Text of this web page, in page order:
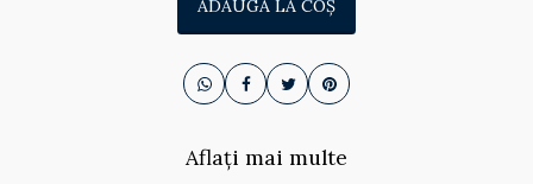
ADAUGĂ LA COŞ
Aflați mai multe